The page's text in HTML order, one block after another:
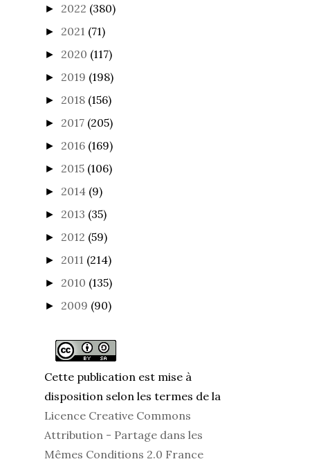
► 2022 (380)
► 2021 (71)
► 2020 (117)
► 2019 (198)
► 2018 (156)
► 2017 (205)
► 2016 (169)
► 2015 (106)
► 2014 (9)
► 2013 (35)
► 2012 (59)
► 2011 (214)
► 2010 (135)
► 2009 (90)
Cette publication est mise à
disposition selon les termes de la
Licence Creative Commons
Attribution - Partage dans les
Mêmes Conditions 2.0 France